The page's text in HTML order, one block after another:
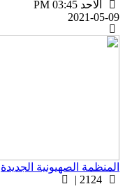
الاحد PM 03:45
2021-05-
الصهيونية الجديدة
2124 |